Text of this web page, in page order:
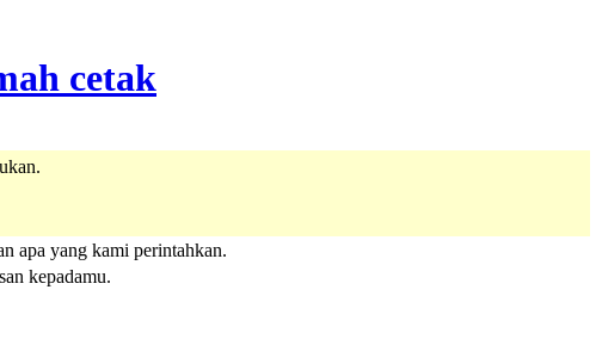
apa yang kami perintahkan.
kepadamu.